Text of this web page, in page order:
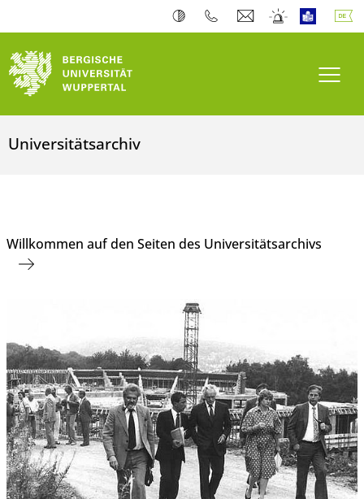
Universitätsarchiv
Willkommen auf den Seiten des Universitätsarchivs